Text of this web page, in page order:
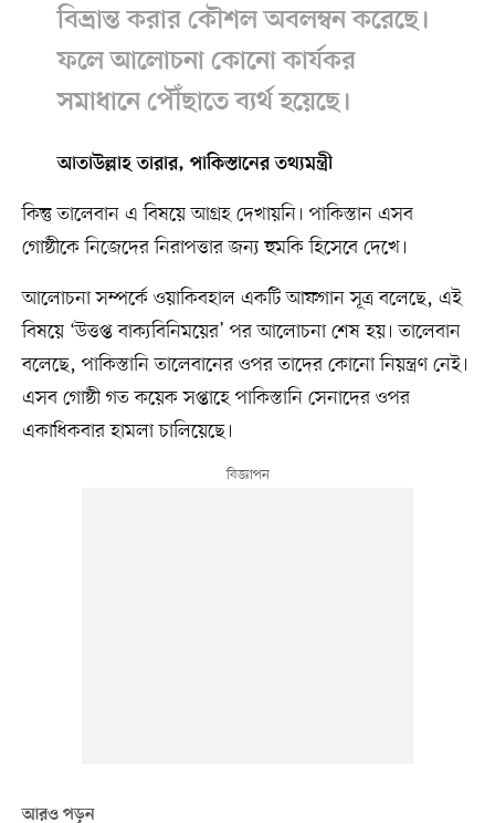
বিভ্রান্ত করার কৌশল অবলম্বন করেছে।
ফলে আলোচনা কোনো কার্যকর
সমাধানে পৌঁছাতে ব্যর্থ হয়েছে।
আতাউল্লাহ তারার, পাকিস্তানের তথ্যমন্ত্রী
কিন্তু তালেবান এ বিষয়ে আগ্রহ দেখায়নি। পাকিস্তান এসব
গোষ্ঠীকে নিজেদের নিরাপত্তার জন্য হুমকি হিসেবে দেখে।
আলোচনা সম্পর্কে ওয়াকিবহাল একটি আফগান সূত্র বলেছে, এই
বিষয়ে ‘উত্তপ্ত বাক্যবিনিময়ের’ পর আলোচনা শেষ হয়। তালেবান
বলেছে, পাকিস্তানি তালেবানের ওপর তাদের কোনো নিয়ন্ত্রণ নেই।
এসব গোষ্ঠী গত কয়েক সপ্তাহে পাকিস্তানি সেনাদের ওপর
একাধিকবার হামলা চালিয়েছে।
আরও পড়ুন